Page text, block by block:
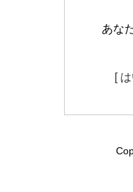
あな
[